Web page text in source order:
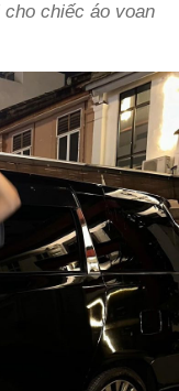
chiếc áo voan